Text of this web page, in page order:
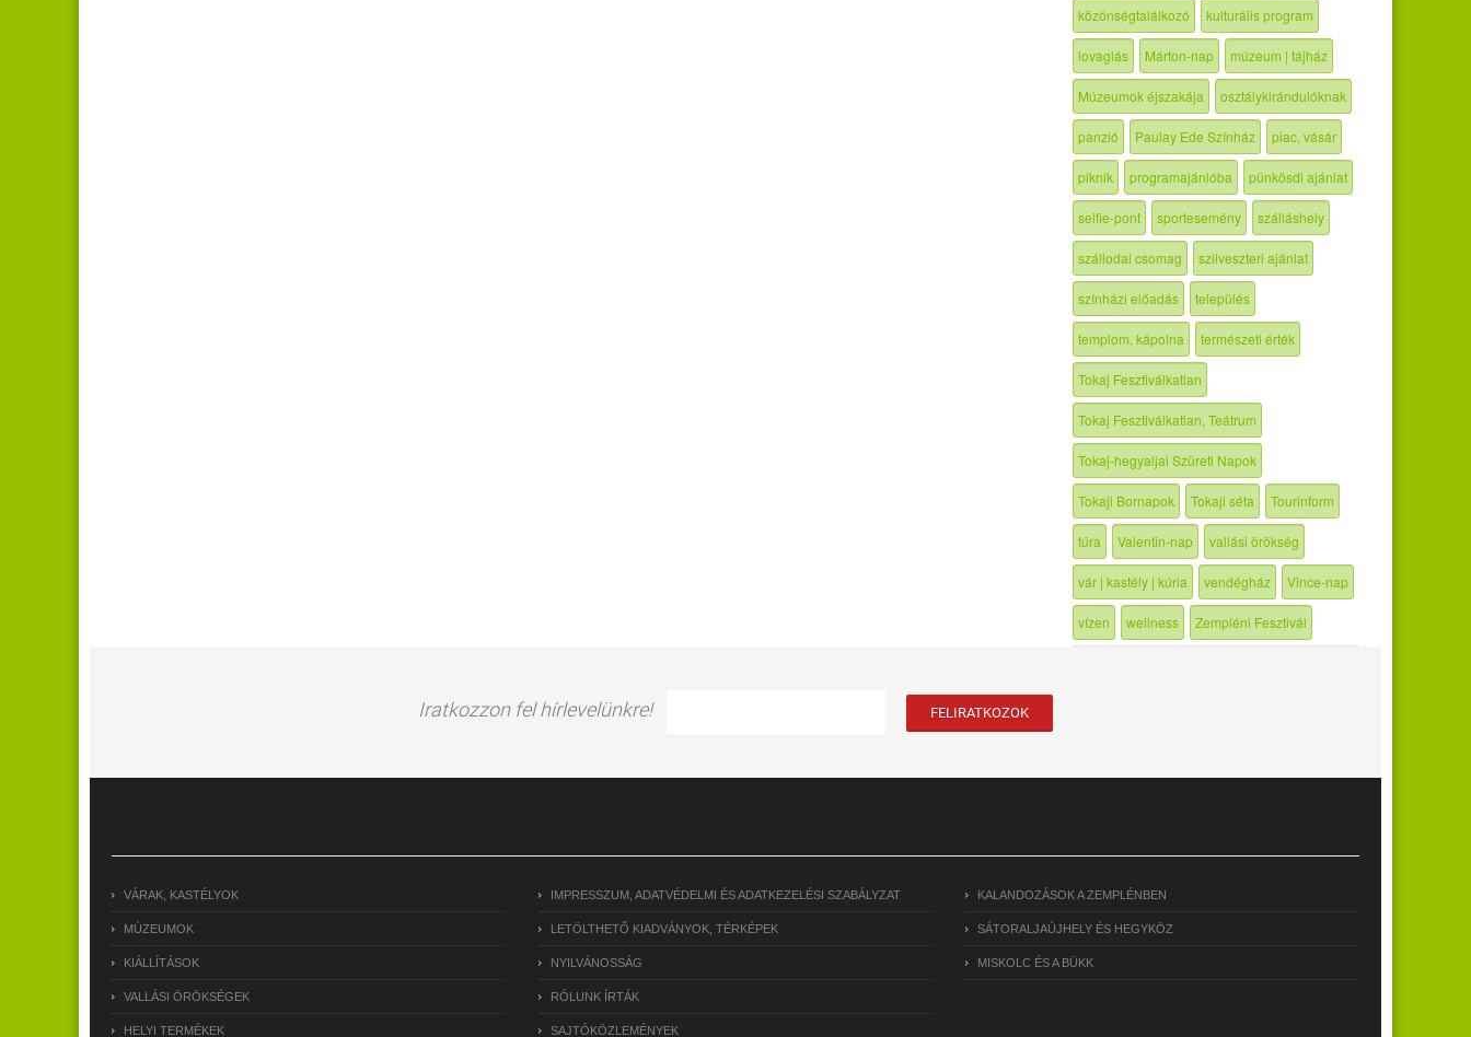
közönségtalálkozó kulturális program
lovaglás Márton-nap múzeum | tájház
Múzeumok éjszakája osztálykirándulóknak
panzió Paulay Ede Színház piac, vásár
piknik programajánlóba pünkösdi ajánlat
selfie-pont sportesemény szálláshely
szállodai csomag szilveszteri ajánlat
színházi előadás település
templom, kápolna természeti érték
Tokaj Fesztiválkatlan
Tokaj Fesztiválkatlan, Teátrum
Tokaj-hegyaljai Szüreti Napok
Tokaji Bornapok Tokaji séta Tourinform
túra Valentin-nap vallási örökség
vár | kastély | kúria vendégház Vince-nap
vízen wellness Zempléni Fesztivál
Iratkozzon fel hírlevelünkre!
VÁRAK, KASTÉLYOK
MÚZEUMOK
KIÁLLÍTÁSOK
VALLÁSI ÖRÖKSÉGEK
HELYI TERMÉKEK
IMPRESSZUM, ADATVÉDELMI ÉS ADATKEZELÉSI SZABÁLYZAT
LETÖLTHETŐ KIADVÁNYOK, TÉRKÉPEK
NYILVÁNOSSÁG
RÓLUNK ÍRTÁK
SAJTÓKÖZLEMÉNYEK
KALANDOZÁSOK A ZEMPLÉNBEN
SÁTORALJAÚJHELY ÉS HEGYKÖZ
MISKOLC ÉS A BÜKK